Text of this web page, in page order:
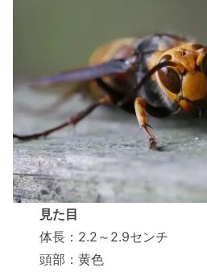
見た目
体長：2.2～2.9センチ
頭部：黄色